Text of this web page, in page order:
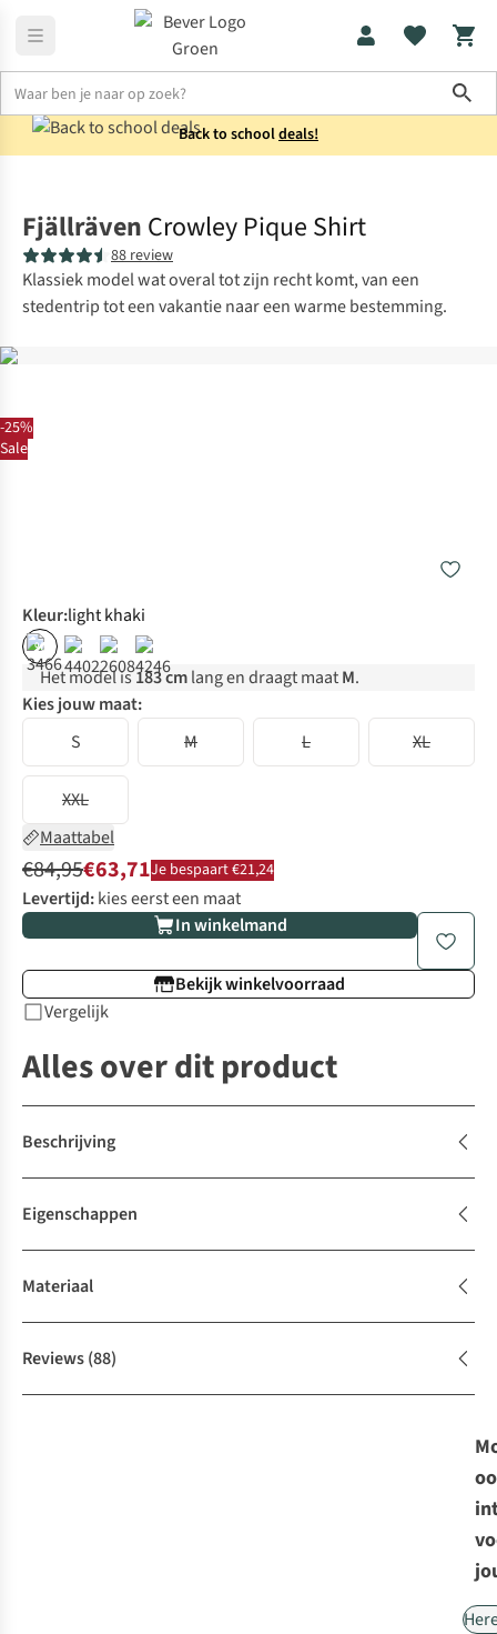
Back to schooldeals!
-25%
Sale
Fjällräven Crowley Pique Shirt
88 review
Klassiek model wat overal tot zijn recht komt, van een
stedentrip tot een vakantie naar een warme bestemming.
Kleur:light khaki
%
Het model is183 cmlang en draagt maatM.
Kies jouw maat:
S
M L XL
XXL
Maattabel
€84,95€63,71Je bespaart €21,24
Levertijd:kies eerst een maat
In winkelmand
Bekijk winkelvoorraad
Vergelijk
Alles over dit product
Beschrijving
Eigenschappen
Materiaal
Reviews(88)